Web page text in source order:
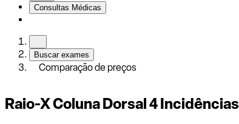
Consultas Médicas
Buscar exames
Comparação de preços
Raio-X Coluna Dorsal 4 Incidências